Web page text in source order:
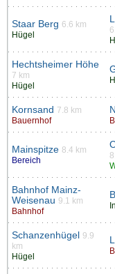
Staar Berg 6.6 km
Hügel
Hechtsheimer Höhe
7 km
Hügel
Kornsand 7.8 km
Bauernhof
Mainspitze 8.4 km
Bereich
Bahnhof Mainz-
Weisenau 9.1 km
Bahnhof
Schanzenhügel 9.9
km
Hügel